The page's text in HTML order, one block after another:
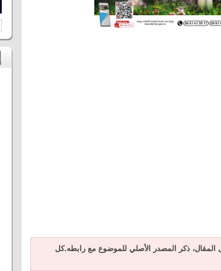
ذكر المصدر الأصلي للموضوع مع رابطه.كل
ومروان حاجي.. شاهد أقوى لحظات ثاني
سهرات مهرجان عيساوة بمكناس